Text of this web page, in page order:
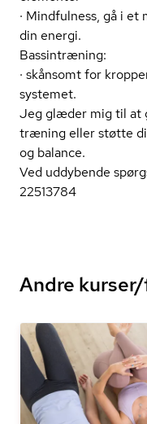
· Mindfulness, gå i et
din energi.
Bassintræning:
· skånsomt for
systemet.
Jeg glæder mig til at
træning eller støtte
og balance.
Ved uddybende
22513784
Andre